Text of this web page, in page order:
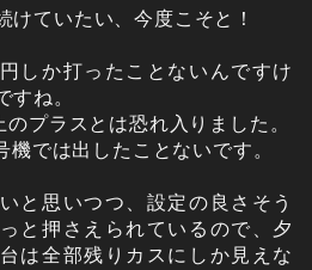
けていたい、今度こそと！
しか打ったことないんですけ
すね。
プラスとは恐れ入りました。
では出したことないです。
と思いつつ、設定の良さそう
と押さえられているので、夕
は全部残りカスにしか見えな